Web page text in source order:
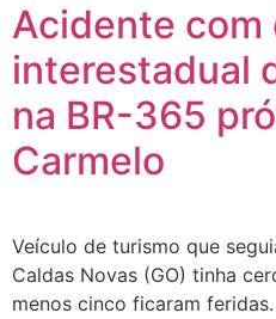
Acidente com
interestadual
na BR-365
Carmelo
Veículo de turismo que
Caldas Novas (GO) tinha
menos cinco ficaram